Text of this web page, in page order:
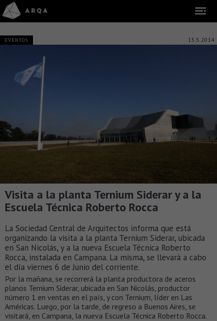
EVENTOS 13.5.2014
Visita a la planta Ternium Siderar y a la
Escuela Técnica Roberto Rocca
La Sociedad Central de Arquitectos informa que está
organizando la visita a la planta Ternium Siderar, ubicada
en San Nicolás, y a la nueva Escuela Técnica Roberto
Rocca, instalada en Campana. La misma, se llevará a cabo
el día viernes 6 de Junio del corriente.
Por la mañana, se recorrerá la planta productora de aceros
planos Ternium Siderar, ubicada en San Nicolás, productor
número 1 en ventas en el país, y con Ternium, líder en Las
Américas. Luego, por la tarde, de regreso a Buenos Aires, se
visitará, en Campana, la nueva Escuela Técnica Roberto Rocca.